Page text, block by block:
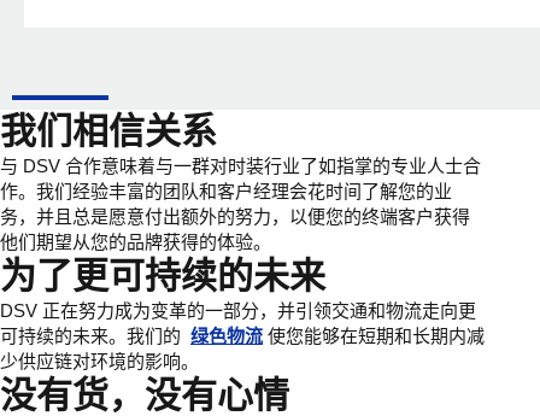
我们相信关系
与 DSV 合作意味着与一群对时装行业了如指掌的专业人士合
作。我们经验丰富的团队和客户经理会花时间了解您的业
务，并且总是愿意付出额外的努力，以便您的终端客户获得
他们期望从您的品牌获得的体验。
为了更可持续的未来
DSV 正在努力成为变革的一部分，并引领交通和物流走向更
可持续的未来。我们的 绿色物流 使您能够在短期和长期内减
少供应链对环境的影响。
没有货，没有心情